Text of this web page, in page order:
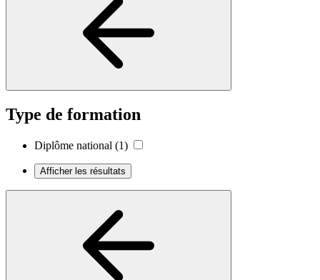
Type de formation
Diplôme national (1)
Afficher les résultats